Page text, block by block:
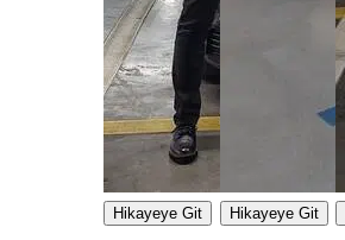
Hikayeye Git Hikayeye Git